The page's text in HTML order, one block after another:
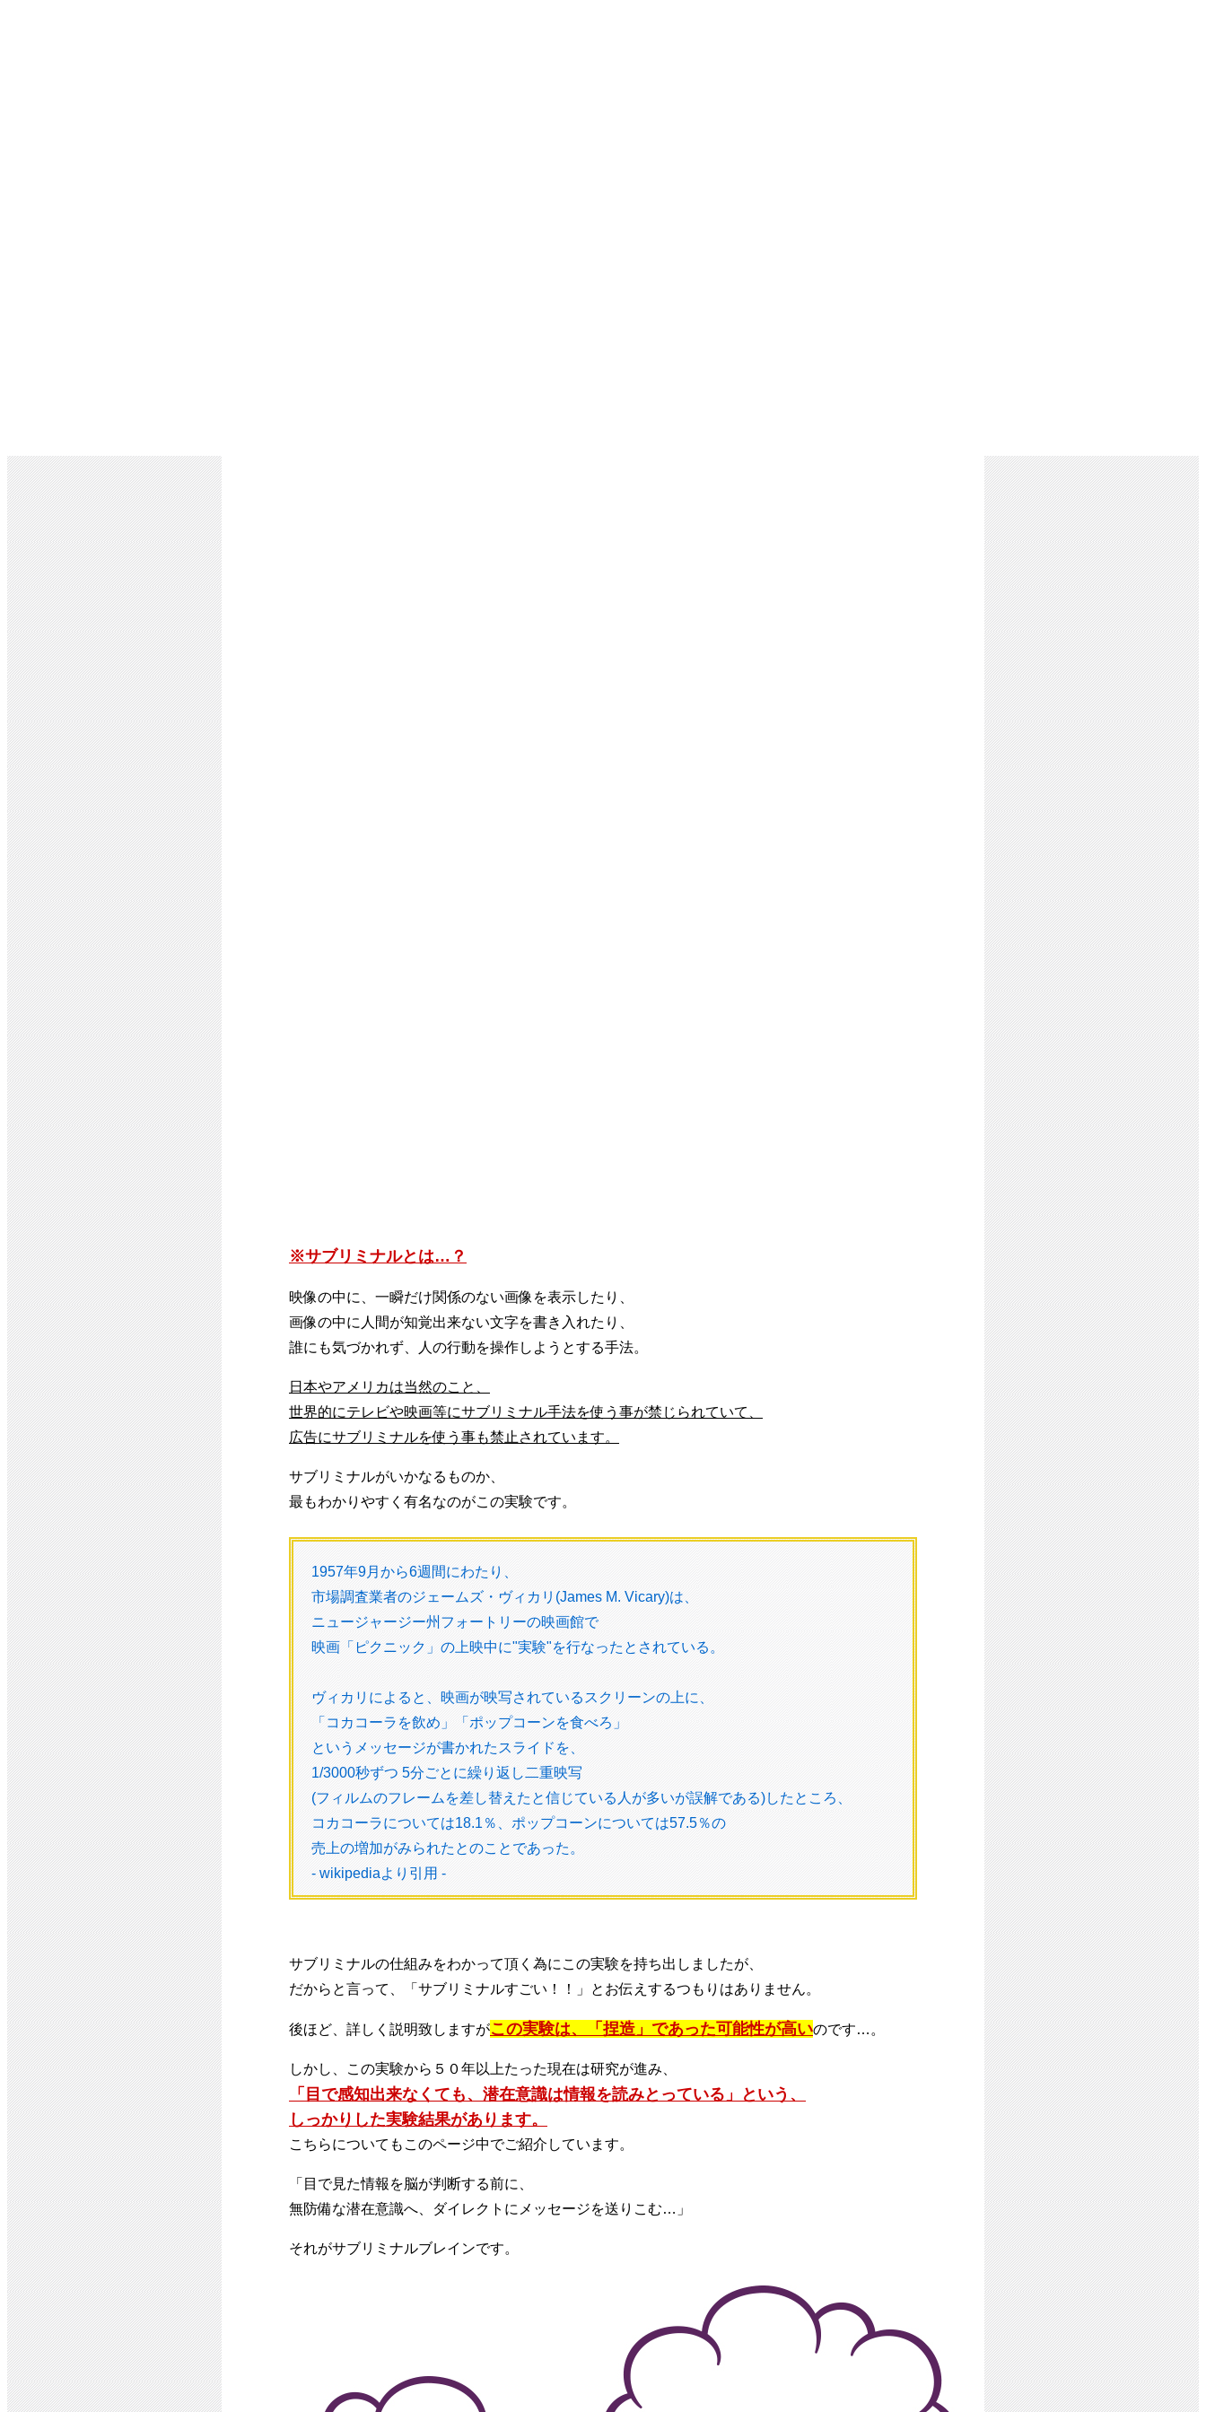
※サブリミナルとは…？
映像の中に、一瞬だけ関係のない画像を表示したり、
画像の中に人間が知覚出来ない文字を書き入れたり、
誰にも気づかれず、人の行動を操作しようとする手法。
日本やアメリカは当然のこと、
世界的にテレビや映画等にサブリミナル手法を使う事が禁じられていて、
広告にサブリミナルを使う事も禁止されています。
サブリミナルがいかなるものか、
最もわかりやすく有名なのがこの実験です。
1957年9月から6週間にわたり、
市場調査業者のジェームズ・ヴィカリ(James M. Vicary)は、
ニュージャージー州フォートリーの映画館で
映画「ピクニック」の上映中に"実験"を行なったとされている。
ヴィカリによると、映画が映写されているスクリーンの上に、
「コカコーラを飲め」「ポップコーンを食べろ」
というメッセージが書かれたスライドを、
1/3000秒ずつ 5分ごとに繰り返し二重映写
(フィルムのフレームを差し替えたと信じている人が多いが誤解である)したところ、
コカコーラについては18.1％、ポップコーンについては57.5％の
売上の増加がみられたとのことであった。
- wikipediaより引用 -
サブリミナルの仕組みをわかって頂く為にこの実験を持ち出しましたが、
だからと言って、「サブリミナルすごい！！」とお伝えするつもりはありません。
後ほど、詳しく説明致しますがこの実験は、「捏造」であった可能性が高いのです…。
しかし、この実験から５０年以上たった現在は研究が進み、
「目で感知出来なくても、潜在意識は情報を読みとっている」という、
しっかりした実験結果があります。
こちらについてもこのページ中でご紹介しています。
「目で見た情報を脳が判断する前に、
無防備な潜在意識へ、ダイレクトにメッセージを送りこむ…」
それがサブリミナルブレインです。